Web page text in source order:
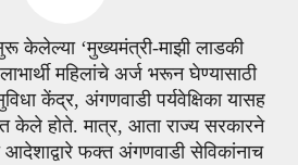
केलेल्या ‘मुख्यमंत्री-माझी लाडकी
महिलांचे अर्ज भरून घेण्यासाठी
केंद्र, अंगणवाडी पर्यवेक्षिका यासह
केले होते. मात्र, आता राज्य सरकारने
आदेशाद्वारे फक्त अंगणवाडी सेविकांनाच